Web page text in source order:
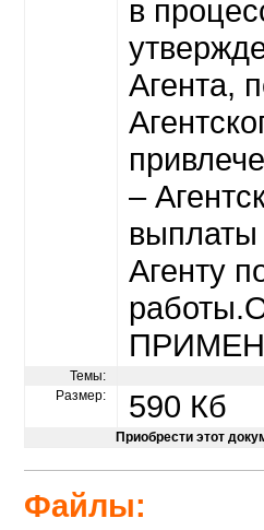
в
Агента,
–
выплаты
Агенту
Темы:
Размер:
590 Кб
Приобрести этот
Файлы: